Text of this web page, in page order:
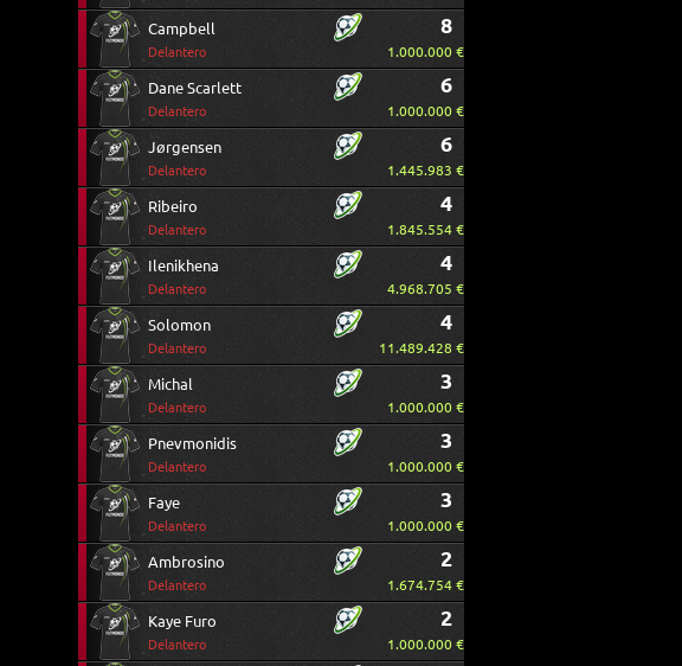
Campbell
Delantero
8
1.000.000 €
Dane Scarlett
Delantero
6
1.000.000 €
Jørgensen
Delantero
6
1.445.983 €
Ribeiro
Delantero
4
1.845.554 €
Ilenikhena
Delantero
4
4.968.705 €
Solomon
Delantero
4
11.489.428 €
Michal
Delantero
3
1.000.000 €
Pnevmonidis
Delantero
3
1.000.000 €
Faye
Delantero
3
1.000.000 €
Ambrosino
Delantero
2
1.674.754 €
Kaye Furo
Delantero
2
1.000.000 €